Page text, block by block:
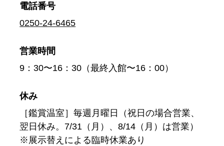
電話番号
0250-24-6465
営業時間
9：30〜16：30（最終入館〜16：00）
休み
［鑑賞温室］毎週月曜日（祝日の場合営業、
翌日休み。7/31（月）、8/14（月）は営業）
※展示替えによる臨時休業あり